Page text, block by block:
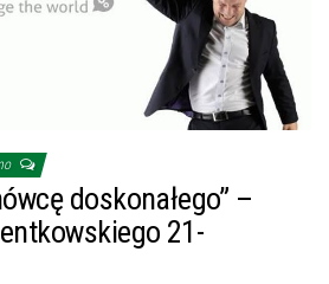
doskonałego” –
21-